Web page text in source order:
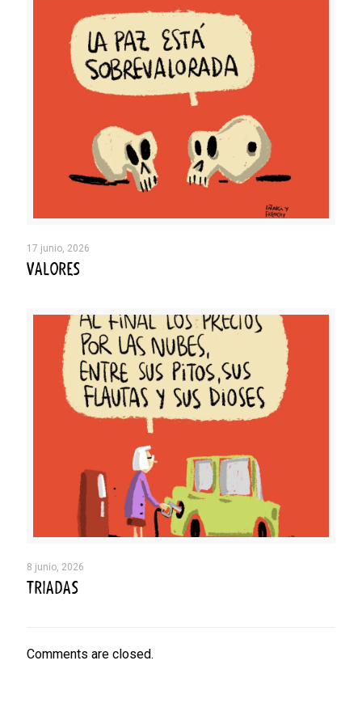
17 junio, 2026
VALORES
8 junio, 2026
TRIADAS
Comments are closed.